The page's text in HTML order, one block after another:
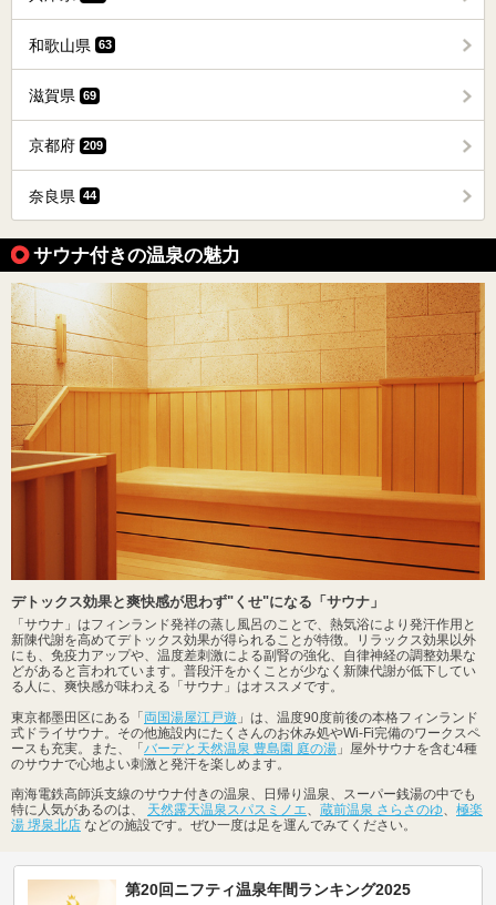
和歌山県 63
滋賀県 69
京都府 209
奈良県 44
サウナ付きの温泉の魅力
デトックス効果と爽快感が思わず"くせ"になる「サウナ」
「サウナ」はフィンランド発祥の蒸し風呂のことで、熱気浴により発汗作用と
新陳代謝を高めてデトックス効果が得られることが特徴。リラックス効果以外
にも、免疫力アップや、温度差刺激による副腎の強化、自律神経の調整効果な
どがあると言われています。普段汗をかくことが少なく新陳代謝が低下してい
る人に、爽快感が味わえる「サウナ」はオススメです。
東京都墨田区にある「両国湯屋江戸遊 」は、温度90度前後の本格フィンランド
式ドライサウナ。その他施設内にたくさんのお休み処やWi-Fi完備のワークスペ
ースも充実。また、「バーデと天然温泉 豊島園 庭の湯 」屋外サウナを含む4種
のサウナで心地よい刺激と発汗を楽しめます。
南海電鉄高師浜支線のサウナ付きの温泉、日帰り温泉、スーパー銭湯の中でも
特に人気があるのは、 天然露天温泉スパスミノエ、 蔵前温泉 さらさのゆ、 極楽
湯 堺泉北店 などの施設です。ぜひ一度は足を運んでみてください。
第20回ニフティ温泉年間ランキング2025